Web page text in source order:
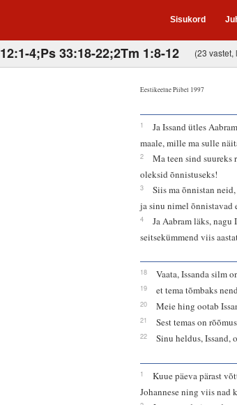
Sisukord
4;Ps 33:18-22;2Tm 1:8-12 (23 vastet,
Eestikeelne Piibel 1997
1
Ja Issand ütles
maale, mille ma sulle
2
Ma teen sind suureks
oleksid õnnistuseks!
3
Siis ma õnnistan
ja sinu nimel õnnistavad
4
Ja Aabram läks,
seitsekümmend viis
18 Vaata, Issanda silm
19 et tema tõmbaks
20 Meie hing ootab
21 Sest temas on
22 Sinu heldus, Issand,
1
Kuue päeva pärast
Johannese ning viis nad